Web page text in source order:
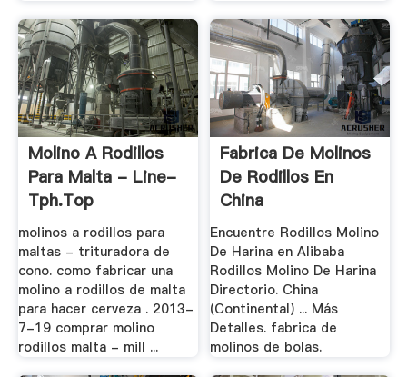
Molino A Rodillos
Para Malta - Line-
Tph.top
molinos a rodillos para
maltas - trituradora de
cono. como fabricar una
molino a rodillos de malta
para hacer cerveza . 2013-
7-19 comprar molino
rodillos malta - mill ...
Fabrica De Molinos
De Rodillos En
China
Encuentre Rodillos Molino
De Harina en Alibaba
Rodillos Molino De Harina
Directorio. China
(Continental) ... Más
Detalles. fabrica de
molinos de bolas.